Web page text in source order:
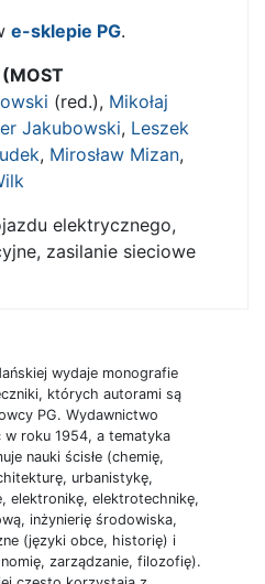
e-sklepie PG.
(red.), Mikołaj
Jakubowski, Leszek
, Mirosław Mizan,
elektrycznego,
zasilanie sieciowe
wydaje monografie
których autorami są
PG. Wydawnictwo
w roku 1954, a tematyka
nauki ścisłe (chemię,
urbanistykę,
elektronikę, elektrotechnikę,
inżynierię środowiska,
(języki obce, historię) i
zarządzanie, filozofię).